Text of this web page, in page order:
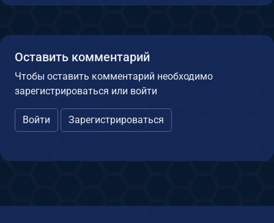
Оставить комментарий
Чтобы оставить комментарий необходимо
зарегистрироваться или войти
Войти Зарегистрироваться